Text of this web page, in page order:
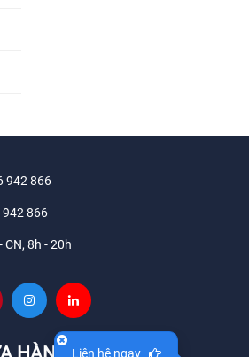
942 866
942 866
CN, 8h - 20h
Liên hệ ngay